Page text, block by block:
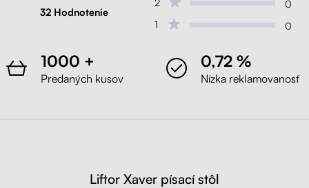
32 Hodnotenie
0
1
0
1000 +
Predaných kusov
0,72 %
Nízka reklamovanosť
Liftor Xaver písací stôl